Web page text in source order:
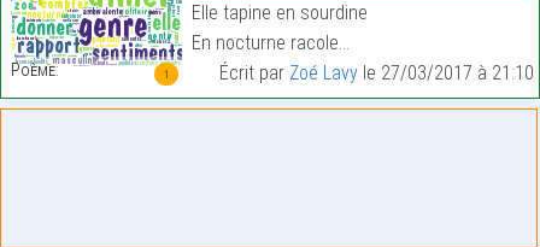
1
Poème:
Elle tapine en sourdine
En nocturne racole…
Écrit par Zoé Lavyle 27/03/2017 à 21:10